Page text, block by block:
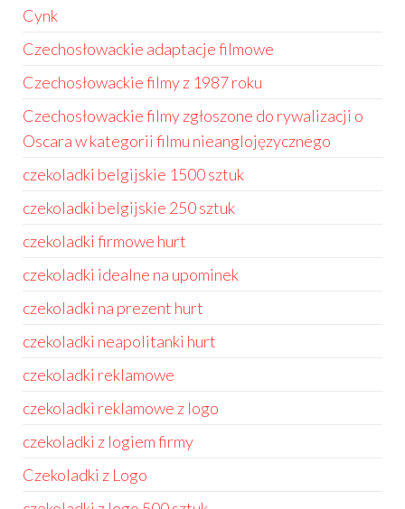
Cynk
Czechosłowackie adaptacje filmowe
Czechosłowackie filmy z 1987 roku
Czechosłowackie filmy zgłoszone do rywalizacji o
Oscara w kategorii filmu nieanglojęzycznego
czekoladki belgijskie 1500 sztuk
czekoladki belgijskie 250 sztuk
czekoladki firmowe hurt
czekoladki idealne na upominek
czekoladki na prezent hurt
czekoladki neapolitanki hurt
czekoladki reklamowe
czekoladki reklamowe z logo
czekoladki z logiem firmy
Czekoladki z Logo